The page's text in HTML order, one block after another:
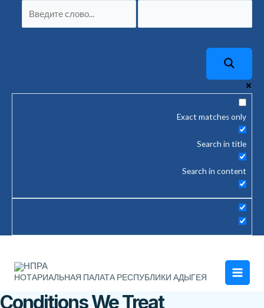
Exact matches only
Search in title
Search in content
НОТАРИАЛЬНАЯ ПАЛАТА РЕСПУБЛИКИ АДЫГЕЯ
Menu
Conditions We Treat